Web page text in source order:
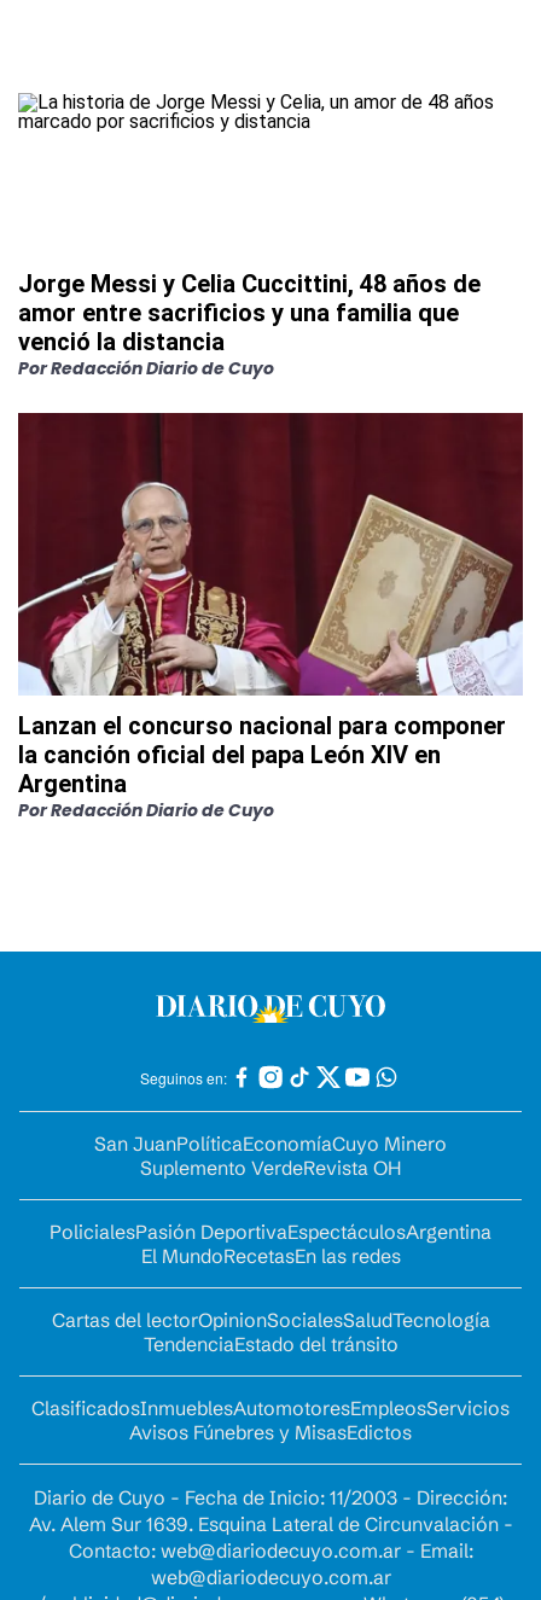
Jorge Messi y Celia Cuccittini, 48 años de
amor entre sacrificios y una familia que
venció la distancia
PorRedacción Diario de Cuyo
Lanzan el concurso nacional para componer
la canción oficial del papa León XIV en
Argentina
PorRedacción Diario de Cuyo
Seguinos en:
San JuanPolíticaEconomíaCuyo Minero
Suplemento VerdeRevista OH
PolicialesPasión DeportivaEspectáculosArgentina
El MundoRecetasEn las redes
Cartas del lectorOpinionSocialesSaludTecnología
TendenciaEstado del tránsito
ClasificadosInmueblesAutomotoresEmpleosServicios
Avisos Fúnebres y MisasEdictos
Diario de Cuyo - Fecha de Inicio: 11/2003 - Dirección:
Av. Alem Sur 1639. Esquina Lateral de Circunvalación -
Contacto: web@diariodecuyo.com.ar- Email:
web@diariodecuyo.com.ar